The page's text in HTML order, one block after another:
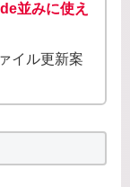
並みに使え
イル更新案